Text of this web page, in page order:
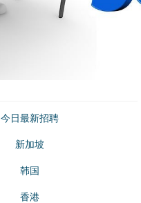
今日最新招聘
新加坡
韩国
香港